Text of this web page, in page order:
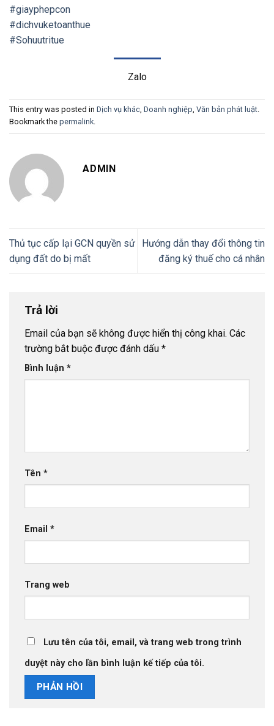
#giayphepcon
#dichvuketoanthue
#Sohuutritue
Zalo
This entry was posted in Dịch vụ khác, Doanh nghiệp, Văn bản phát luật.
Bookmark the permalink.
ADMIN
Thủ tục cấp lại GCN quyền sử
dụng đất do bị mất
Hướng dẫn thay đổi thông tin
đăng ký thuế cho cá nhân
Trả lời
Email của bạn sẽ không được hiển thị công khai. Các
trường bắt buộc được đánh dấu *
Bình luận *
Tên *
Email *
Trang web
Lưu tên của tôi, email, và trang web trong trình
duyệt này cho lần bình luận kế tiếp của tôi.